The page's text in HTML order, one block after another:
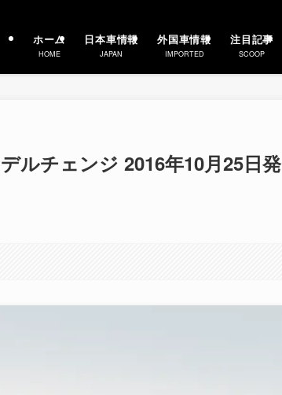
ホーム
HOME
日本車情報
JAPAN
外国車情報
IMPORTED
注目記事
SCOOP
ルチェンジ 2016年10月25日発